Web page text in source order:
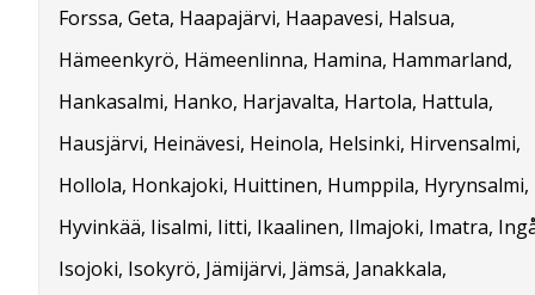
Forssa, Geta, Haapajärvi, Haapavesi, Halsua,
Hämeenkyrö, Hämeenlinna, Hamina, Hammarland,
Hankasalmi, Hanko, Harjavalta, Hartola, Hattula,
Hausjärvi, Heinävesi, Heinola, Helsinki, Hirvensalmi,
Hollola, Honkajoki, Huittinen, Humppila, Hyrynsalmi,
Hyvinkää, Iisalmi, Iitti, Ikaalinen, Ilmajoki, Imatra,
Isojoki, Isokyrö, Jämijärvi, Jämsä, Janakkala,